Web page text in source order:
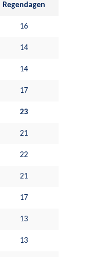
Regendagen
16
14
14
17
23
21
22
21
17
13
13